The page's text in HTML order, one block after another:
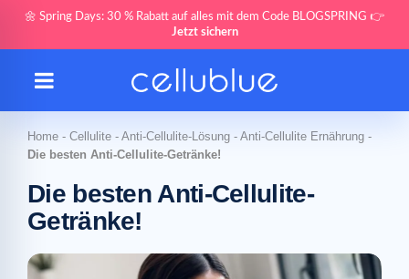
🌼 Spring Days: 30 % Rabatt auf alles mit dem Code BLOGSPRING 👉
Jetzt sichern
Home - Cellulite - Anti-Cellulite-Lösung - Anti-Cellulite Ernährung -
Die besten Anti-Cellulite-Getränke!
Die besten Anti-Cellulite-
Getränke!